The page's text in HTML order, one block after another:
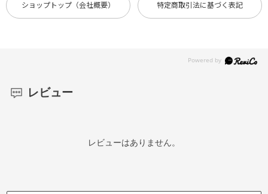
ショップトップ（会社概要） 特定商取引法に基づく表記
レビュー
レビューはありません。